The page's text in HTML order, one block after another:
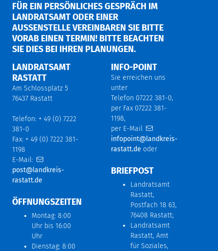
FÜR EIN PERSÖNLICHES GESPRÄCH IM
LANDRATSAMT ODER EINER
AUSSENSTELLE VEREINBAREN SIE BITTE V
ORAB EINEN TERMIN! BITTE BEACHTEN S
IE DIES BEI IHREN PLANUNGEN.
LANDRATSAMT
RASTATT
Am Schlossplatz 5
76437 Rastatt
Telefon: + 49 (0) 7222
381-0
Fax: + 49 (0) 7222 381-
1198
E-Mail:
post@landkreis-
rastatt.de
ÖFFNUNGSZEITEN
Montag: 8:00
Uhr bis 16:00
Uhr
Dienstag: 8:00
INFO-POINT
Sie erreichen uns
unter
Telefon 07222 381-0,
per Fax 07222 381-
1198,
per E-Mail
infopoint@landkreis-
rastatt.de oder
BRIEFPOST
Landratsamt
Rastatt,
Postfach 18 63,
76408 Rastatt;
Landratsamt
Rastatt, Amt
für Soziales,